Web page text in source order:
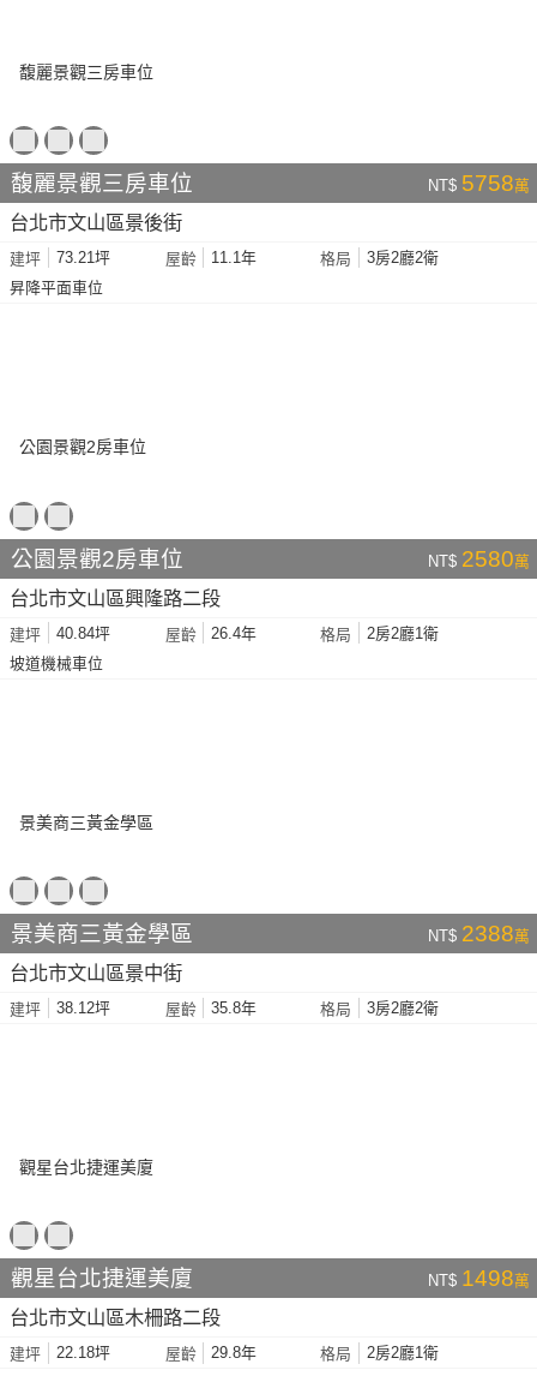
馥麗景觀三房車位 NT$ 5758萬
台北市文山區景後街
建坪 73.21坪 屋齡 11.1年 格局
3房2廳2衛
昇降平面車位
公園景觀2房車位 NT$ 2580萬
台北市文山區興隆路二段
建坪 40.84坪 屋齡 26.4年 格局
2房2廳1衛
坡道機械車位
景美商三黃金學區 NT$ 2388萬
台北市文山區景中街
建坪 38.12坪 屋齡 35.8年 格局 3房2廳2衛
觀星台北捷運美廈 NT$ 1498萬
台北市文山區木柵路二段
建坪 22.18坪 屋齡 29.8年 格局 2房2廳1衛